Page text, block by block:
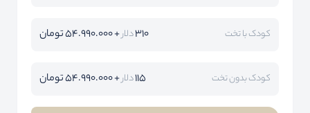
کودک با تخت 310دلار+ 54.990.000 تومان
کودک بدون تخت 115دلار+ 54.990.000 تومان